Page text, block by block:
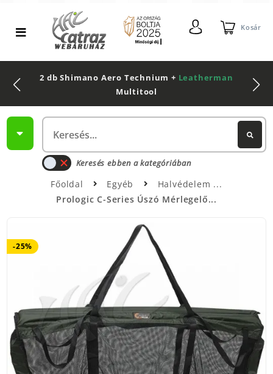
Kosár
2 db Shimano Aero Technium + Leatherman
Multitool
Keresés ebben a kategóriában
Főoldal Egyéb
Halvédelem
Prologic C-Series Úszó Mérlegelő...
-25%